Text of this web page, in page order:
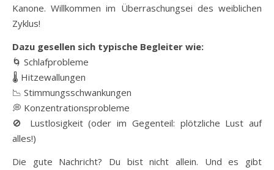
Kanone. Willkommen im Überraschungsei des weiblichen
Zyklus!
Dazu gesellen sich typische Begleiter wie:
🌀 Schlafprobleme
🌡️ Hitzewallungen
📉 Stimmungsschwankungen
💭 Konzentrationsprobleme
🚫 Lustlosigkeit (oder im Gegenteil: plötzliche Lust auf
alles!)
Die gute Nachricht? Du bist nicht allein. Und es gibt